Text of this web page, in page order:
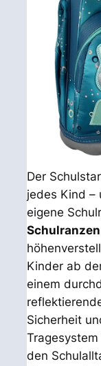
Der
jedes Kind –
eigene
Schulranzen
Kinder ab
einem
Sicherheit
den